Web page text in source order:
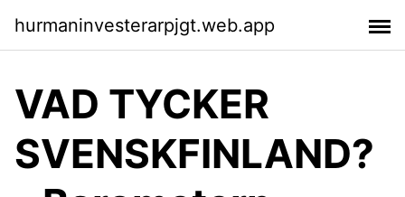
hurmaninvesterarpjgt.web.app
VAD TYCKER
SVENSKFINLAND?